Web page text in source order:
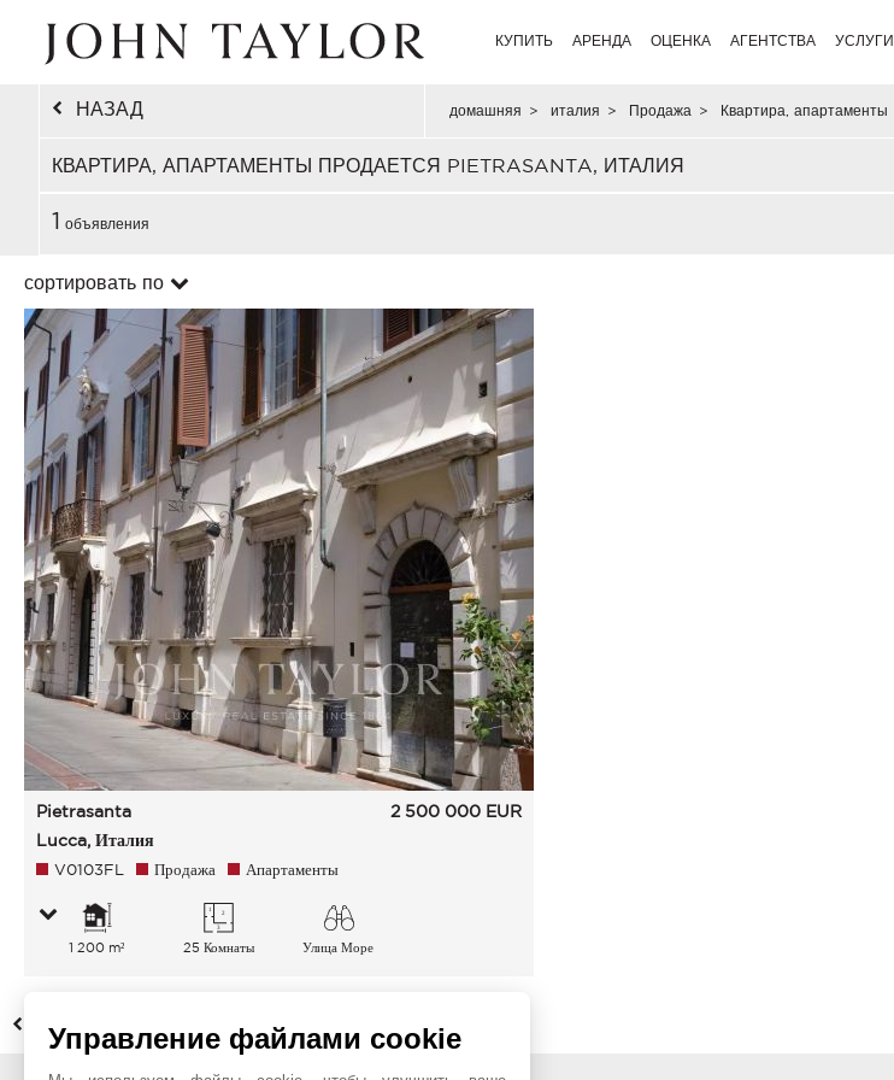
КУПИТЬ АРЕНДА ОЦЕНКА АГЕНТСТВА УСЛУГИ
НАЗАД домашняя > италия > Продажа > Квартира, апартаменты
КВАРТИРА, АПАРТАМЕНТЫ ПРОДАЕТСЯ PIETRASANTA, ИТАЛИЯ
1 объявления
сортировать по
Pietrasanta
Lucca, Италия
2 500 000 EUR
V0103FL Продажа Апартаменты
1 200 m² 25 Комнаты Улица Море
НАЗАД
Управление файлами cookie